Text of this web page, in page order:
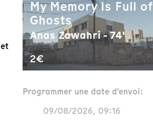
My Memory Is Full of
Ghosts
Anas Zawahri - 74'
2€
Programmer une date d'envoi: